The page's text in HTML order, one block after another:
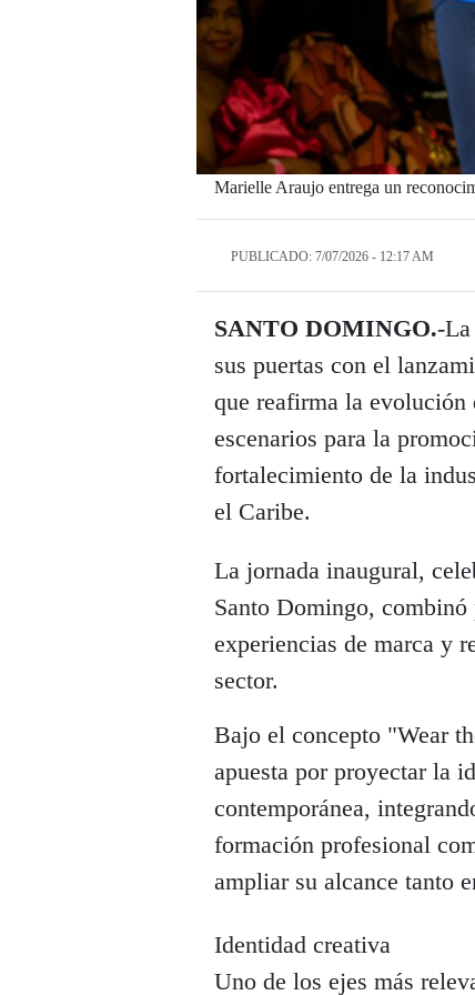
Marielle Araujo entrega un
PUBLICADO: 7/07/2026 - 12:17 AM
SANTO DOMINGO.-La
sus puertas con el
que reafirma la
escenarios para la
fortalecimiento de la
el Caribe.
La jornada inaugural,
Santo Domingo, combinó
experiencias de marca y
sector.
Bajo el concepto "Wear
apuesta por proyectar la
contemporánea,
formación profesional
ampliar su alcance tanto
Identidad creativa
Uno de los ejes más